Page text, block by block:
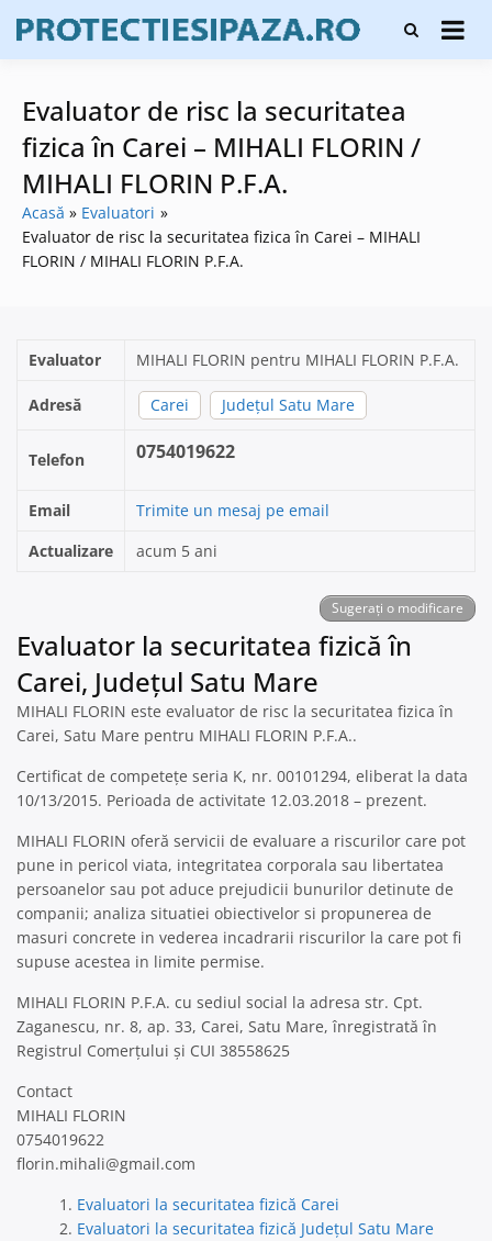
content
Firme de
protecție și
alarmare și
evaluatori de
securitate
Evaluator de risc la securitatea
fizica în Carei – MIHALI FLORIN /
MIHALI FLORIN P.F.A.
Acasă
Evaluatori
Evaluator de risc la securitatea fizica în Carei – MIHALI
FLORIN / MIHALI FLORIN P.F.A.
Evaluator MIHALI FLORIN pentru MIHALI FLORIN P.F.A.
Adresă Carei Județul Satu Mare
Telefon 0754019622
Email
Trimite un mesaj pe email
Actualizare
acum 5 ani
Sugerați o modificare
Evaluator la securitatea fizică în
Carei, Județul Satu Mare
MIHALI FLORIN este evaluator de risc la securitatea fizica în
Carei, Satu Mare pentru MIHALI FLORIN P.F.A..
Certificat de competețe seria K, nr. 00101294, eliberat la data
10/13/2015. Perioada de activitate 12.03.2018 – prezent.
MIHALI FLORIN oferă servicii de evaluare a riscurilor care pot
pune in pericol viata, integritatea corporala sau libertatea
persoanelor sau pot aduce prejudicii bunurilor detinute de
companii; analiza situatiei obiectivelor si propunerea de
masuri concrete in vederea incadrarii riscurilor la care pot fi
supuse acestea in limite permise.
MIHALI FLORIN P.F.A. cu sediul social la adresa str. Cpt.
Zaganescu, nr. 8, ap. 33, Carei, Satu Mare, înregistrată în
Registrul Comerțului și CUI 38558625
Contact
MIHALI FLORIN
0754019622
florin.mihali@gmail.com
Evaluatori la securitatea fizică Carei
Evaluatori la securitatea fizică Județul Satu Mare